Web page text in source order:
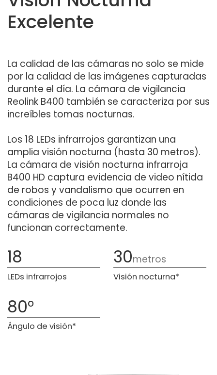
Excelente
La calidad de las cámaras no solo se mide
por la calidad de las imágenes capturadas
durante el día. La cámara de vigilancia
Reolink B400 también se caracteriza por sus
increíbles tomas nocturnas.
Los 18 LEDs infrarrojos garantizan una
amplia visión nocturna (hasta 30 metros).
La cámara de visión nocturna infrarroja
B400 HD captura evidencia de video nítida
de robos y vandalismo que ocurren en
condiciones de poca luz donde las
cámaras de vigilancia normales no
funcionan correctamente.
18
LEDs infrarrojos
30metros
Visión nocturna*
80°
Ángulo de visión*